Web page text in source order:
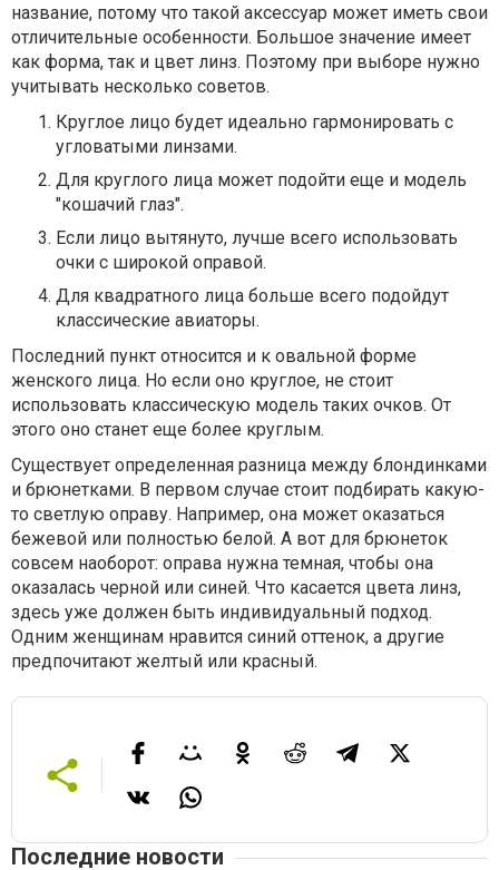
название, потому что такой аксессуар может иметь свои
отличительные особенности. Большое значение имеет
как форма, так и цвет линз. Поэтому при выборе нужно
учитывать несколько советов.
Круглое лицо будет идеально гармонировать с
угловатыми линзами.
Для круглого лица может подойти еще и модель
"кошачий глаз".
Если лицо вытянуто, лучше всего использовать
очки с широкой оправой.
Для квадратного лица больше всего подойдут
классические авиаторы.
Последний пункт относится и к овальной форме
женского лица. Но если оно круглое, не стоит
использовать классическую модель таких очков. От
этого оно станет еще более круглым.
Существует определенная разница между блондинками
и брюнетками. В первом случае стоит подбирать какую-
то светлую оправу. Например, она может оказаться
бежевой или полностью белой. А вот для брюнеток
совсем наоборот: оправа нужна темная, чтобы она
оказалась черной или синей. Что касается цвета линз,
здесь уже должен быть индивидуальный подход.
Одним женщинам нравится синий оттенок, а другие
предпочитают желтый или красный.
Последние новости